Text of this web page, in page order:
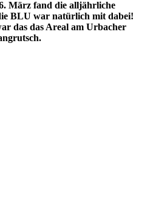
März fand die alljährliche
BLU war natürlich mit dabei!
das das Areal am Urbacher